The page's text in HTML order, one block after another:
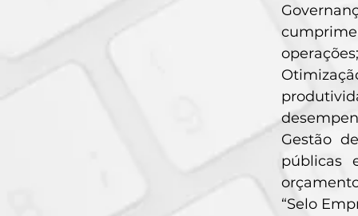
operações;
Gestão
públicas
“Selo